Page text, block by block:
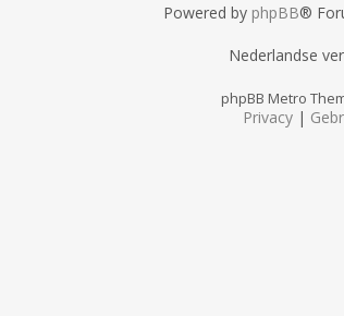
Powered by phpBB®
Nederlandse
phpBB Metro
Privacy|